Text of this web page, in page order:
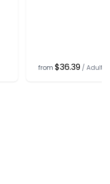
from $36.39 / Adult